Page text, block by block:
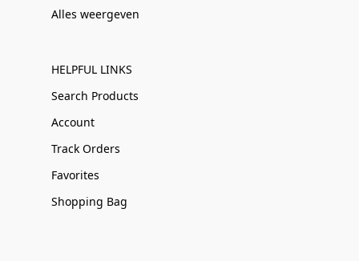
Alles weergeven
HELPFUL LINKS
Search Products
Account
Track Orders
Favorites
Shopping Bag